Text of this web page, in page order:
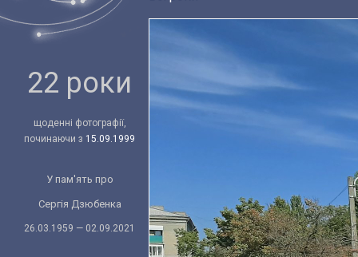
22 роки
щоденні фотографії,
починаючи з 15.09.1999
У пам'ять про
Сергія Дзюбенка
26.03.1959 — 02.09.2021